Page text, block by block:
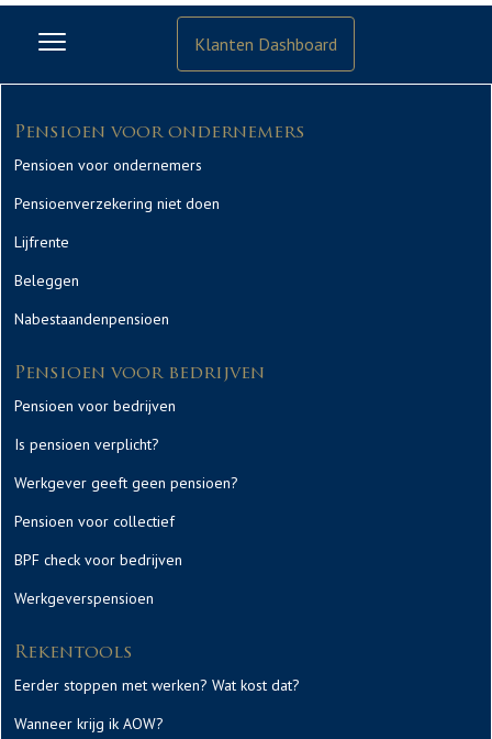
Klanten Dashboard
Pensioen voor ondernemers
Pensioen voor ondernemers
Pensioenverzekering niet doen
Lijfrente
Beleggen
Nabestaandenpensioen
Pensioen voor bedrijven
Pensioen voor bedrijven
Is pensioen verplicht?
Werkgever geeft geen pensioen?
Pensioen voor collectief
BPF check voor bedrijven
Werkgeverspensioen
Rekentools
Eerder stoppen met werken? Wat kost dat?
Wanneer krijg ik AOW?